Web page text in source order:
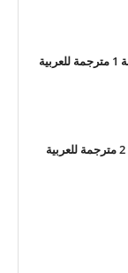
برنامج نادي الأصدقاء السري حلقة 1 مترجمة للعربية